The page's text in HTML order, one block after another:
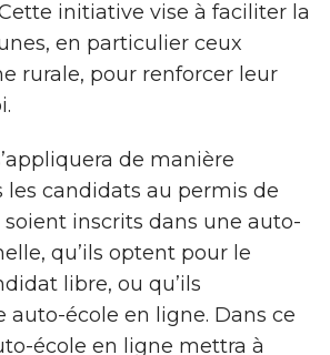
initiative vise à faciliter la
en particulier ceux
rurale, pour renforcer leur
de manière
les candidats au permis de
soient inscrits dans une auto-
qu’ils optent pour le
libre, ou qu’ils
auto-école en ligne. Dans ce
école en ligne mettra à